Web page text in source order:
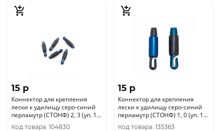
15 p
Коннектор для крепления
лески к удилищу серо-синий
перламутр (СТОНФ) 2, 3 (уп. 10
шт.)
Код товара: 104830
15 p
Коннектор для крепления
лески к удилищу серо-синий
перламутр (СТОНФ) 1, 0 (уп. 10
шт.)
Код товара: 135363